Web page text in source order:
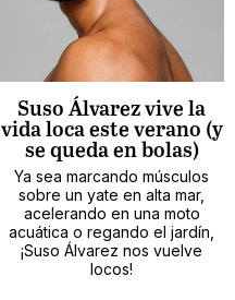
Suso Álvarez vive la
vida loca este verano (y
se queda en bolas)
Ya sea marcando músculos
sobre un yate en alta mar,
acelerando en una moto
acuática o regando el jardín,
¡Suso Álvarez nos vuelve
locos!